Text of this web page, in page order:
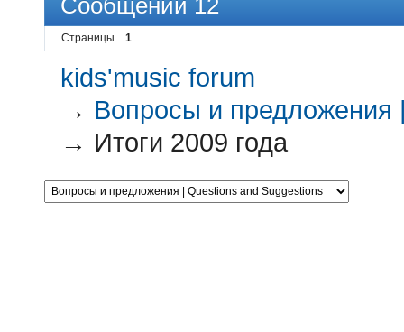
Сообщений 12
Страницы 1
kids'music forum
→ Вопросы и предложения
→ Итоги 2009 года